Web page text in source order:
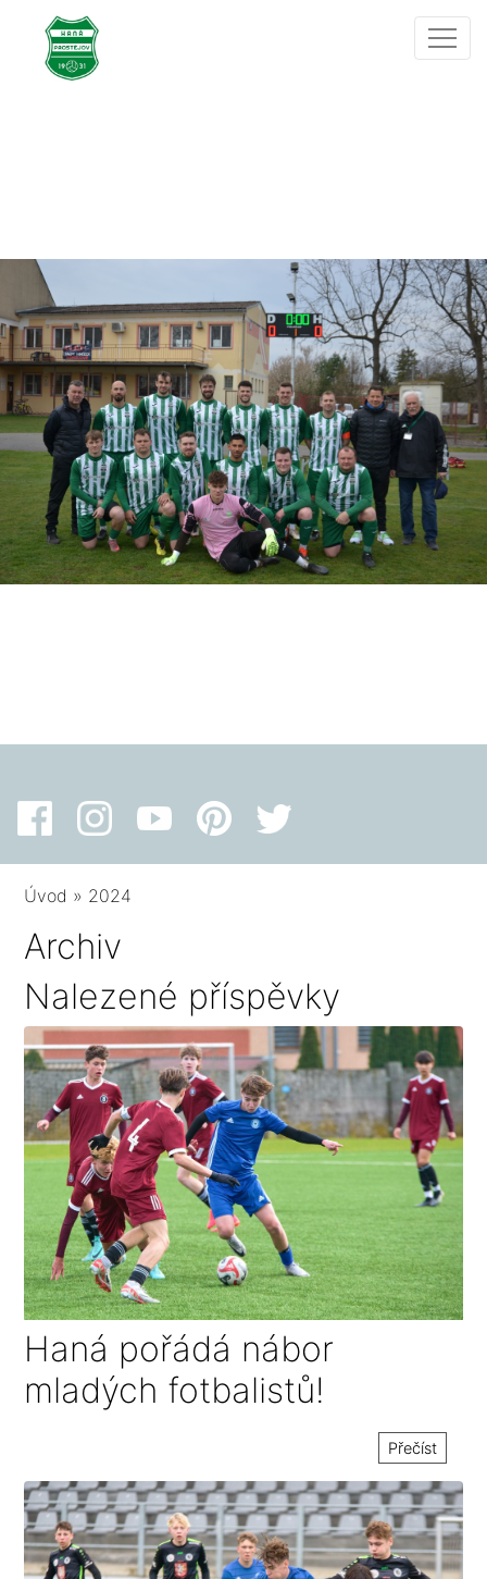
Úvod » 2024
Archiv
Nalezené příspěvky
Haná pořádá nábor
mladých fotbalistů!
Přečíst